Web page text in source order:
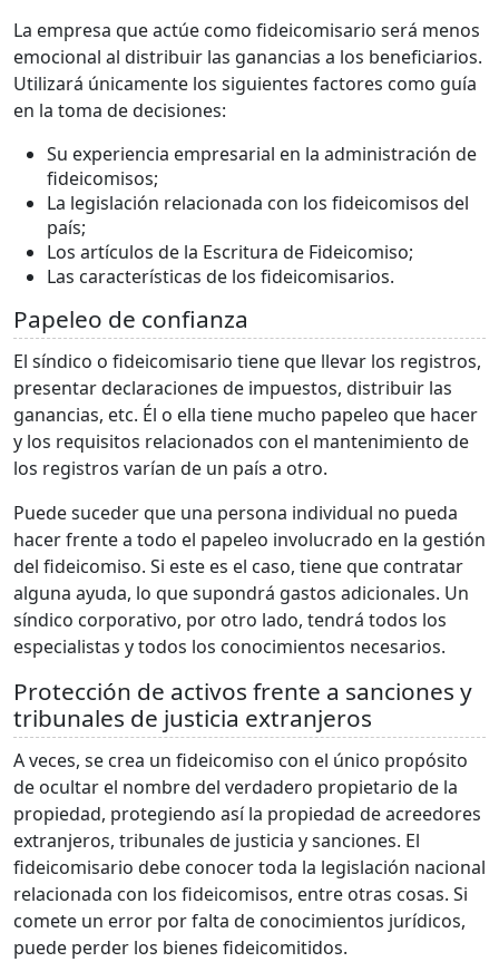
La empresa que actúe como fideicomisario será menos
emocional al distribuir las ganancias a los beneficiarios.
Utilizará únicamente los siguientes factores como guía
en la toma de decisiones:
Su experiencia empresarial en la administración de
fideicomisos;
La legislación relacionada con los fideicomisos del
país;
Los artículos de la Escritura de Fideicomiso;
Las características de los fideicomisarios.
Papeleo de confianza
El síndico o fideicomisario tiene que llevar los registros,
presentar declaraciones de impuestos, distribuir las
ganancias, etc. Él o ella tiene mucho papeleo que hacer
y los requisitos relacionados con el mantenimiento de
los registros varían de un país a otro.
Puede suceder que una persona individual no pueda
hacer frente a todo el papeleo involucrado en la gestión
del fideicomiso. Si este es el caso, tiene que contratar
alguna ayuda, lo que supondrá gastos adicionales. Un
síndico corporativo, por otro lado, tendrá todos los
especialistas y todos los conocimientos necesarios.
Protección de activos frente a sanciones y
tribunales de justicia extranjeros
A veces, se crea un fideicomiso con el único propósito
de ocultar el nombre del verdadero propietario de la
propiedad, protegiendo así la propiedad de acreedores
extranjeros, tribunales de justicia y sanciones. El
fideicomisario debe conocer toda la legislación nacional
relacionada con los fideicomisos, entre otras cosas. Si
comete un error por falta de conocimientos jurídicos,
puede perder los bienes fideicomitidos.